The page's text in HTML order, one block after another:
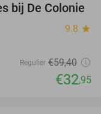
45%
bij De Colonie
9.8 star
Regulier €59,40
€32,95